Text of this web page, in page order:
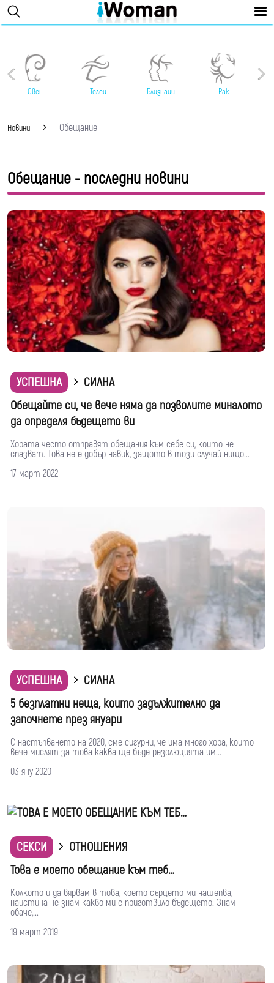
Овен Телец Близнаци Рак
Новини Обещание
Обещание - последни новини
УСПЕШНА
СИЛНА
Обещайте си, че вече няма да позволите миналото
да определя бъдещето ви
Хората често отправят обещания към себе си, които не
спазват. Това не е добър навик, защото в този случай нищо...
17 март 2022
УСПЕШНА
СИЛНА
5 безплатни неща, които задължително да
започнете през януари
С настъпването на 2020, сме сигурни, че има много хора, които
вече мислят за това каква ще бъде резолюцията им...
03 яну 2020
СЕКСИ
ОТНОШЕНИЯ
Това е моето обещание към теб…
Колкото и да вярвам в това, което сърцето ми нашепва,
наистина не знам какво ми е приготвило бъдещето. Знам
обаче,...
19 март 2019